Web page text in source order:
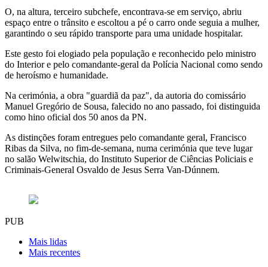
O, na altura, terceiro subchefe, encontrava-se em serviço, abriu
espaço entre o trânsito e escoltou a pé o carro onde seguia a mulher,
garantindo o seu rápido transporte para uma unidade hospitalar.
Este gesto foi elogiado pela população e reconhecido pelo ministro
do Interior e pelo comandante-geral da Polícia Nacional como sendo
de heroísmo e humanidade.
Na cerimónia, a obra "guardiã da paz", da autoria do comissário
Manuel Gregório de Sousa, falecido no ano passado, foi distinguida
como hino oficial dos 50 anos da PN.
As distinções foram entregues pelo comandante geral, Francisco
Ribas da Silva, no fim-de-semana, numa cerimónia que teve lugar
no salão Welwitschia, do Instituto Superior de Ciências Policiais e
Criminais-General Osvaldo de Jesus Serra Van-Dúnnem.
PUB
Mais lidas
Mais recentes